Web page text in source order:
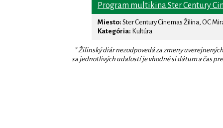
Program multikina Ster Century
Miesto: Ster Century Cinemas Žilina, OC
Kategória: Kultúra
* Žilinský diár nezodpovedá za zmeny
sa jednotlivých udalostí je vhodné si dátum a čas